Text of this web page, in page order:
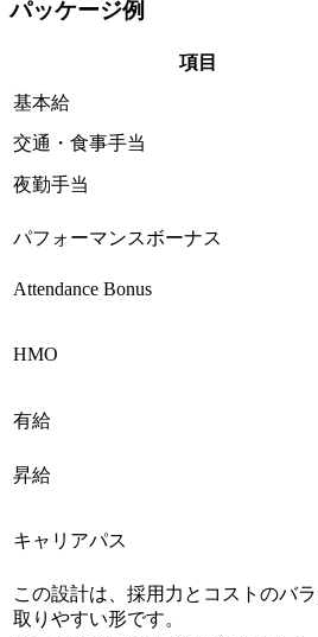
パッケージ例
項目
基本給
交通・食事手当
夜勤手当
パフォーマンスボーナス
Attendance Bonus
HMO
有給
昇給
キャリアパス
この設計は、採用力とコストのバ
取りやすい形です。